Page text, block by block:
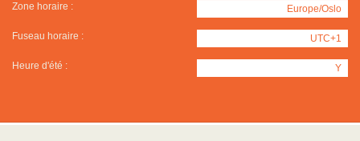
Zone horaire : Europe/Oslo
Fuseau horaire : UTC+1
Heure d'été : Y